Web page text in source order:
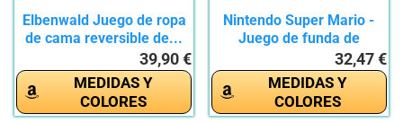
Elbenwald Juego de ropa
de cama reversible de...
39,90 €
MEDIDAS Y
COLORES
Nintendo Super Mario -
Juego de funda de
32,47 €
MEDIDAS Y
COLORES